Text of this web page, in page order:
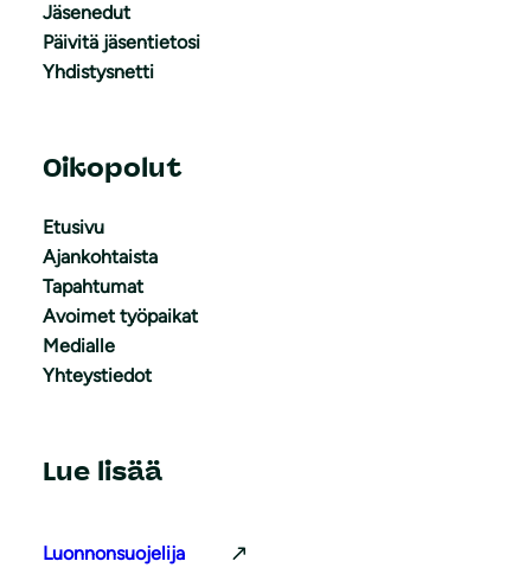
Jäsenedut
Päivitä jäsentietosi
Yhdistysnetti
Oikopolut
Etusivu
Ajankohtaista
Tapahtumat
Avoimet työpaikat
Medialle
Yhteystiedot
Lue lisää
Luonnonsuojelija